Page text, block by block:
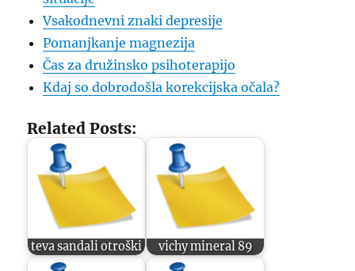
Vsakodnevni znaki depresije
Pomanjkanje magnezija
Čas za družinsko psihoterapijo
Kdaj so dobrodošla korekcijska očala?
Related Posts:
teva sandali otroški vichy mineral 89